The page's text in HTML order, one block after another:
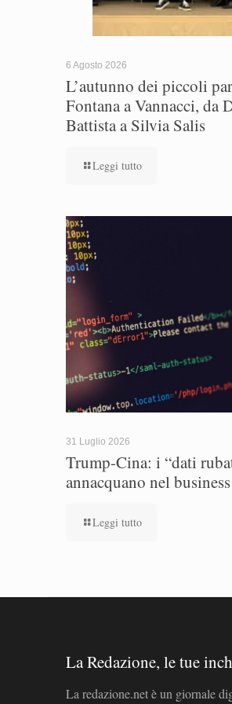
6 Agosto 2026
L’autunno dei piccoli
Fontana a Vannacci, da
Battista a Silvia Salis
Leggi tutto
31 Luglio 2026
Trump-Cina: i “dati
annacquano nel business
Leggi tutto
La Redazione, le tue
La redazione.net è un giornale